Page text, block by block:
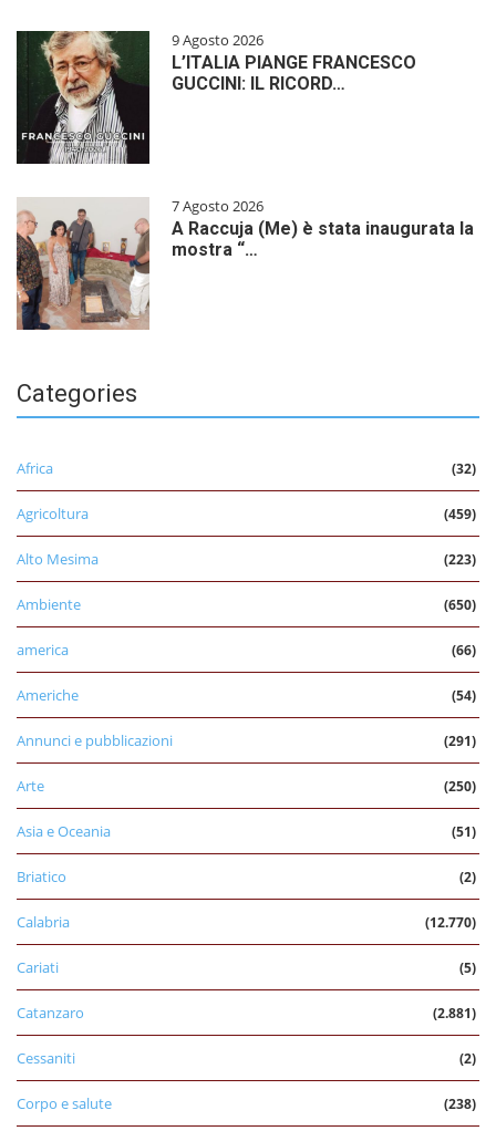
9 Agosto 2026
L’ITALIA PIANGE FRANCESCO
GUCCINI: IL RICORD…
7 Agosto 2026
A Raccuja (Me) è stata inaugurata la
mostra “…
Categories
Africa (32)
Agricoltura (459)
Alto Mesima (223)
Ambiente (650)
america (66)
Americhe (54)
Annunci e pubblicazioni (291)
Arte (250)
Asia e Oceania (51)
Briatico (2)
Calabria (12.770)
Cariati (5)
Catanzaro (2.881)
Cessaniti (2)
Corpo e salute (238)